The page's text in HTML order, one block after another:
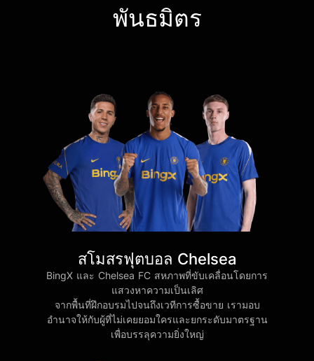
พันธมิตร
สโมสรฟุตบอล Chelsea
BingX และ Chelsea FC สหภาพที่ขับเคลื่อนโดยการ
แสวงหาความเป็นเลิศ
จากพื้นที่ฝึกอบรมไปจนถึงเวทีการซื้อขาย เรามอบ
อำนาจให้กับผู้ที่ไม่เคยยอมใครและยกระดับมาตรฐาน
เพื่อบรรลุความยิ่งใหญ่